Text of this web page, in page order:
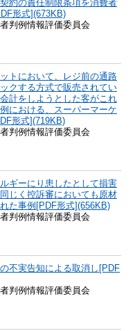
約の責任制限条項を消費者
形式](673KB)
判例情報評価委員会
トにおいて、レジ前の通路
クする方式で販売されてい
計をしようとした客がこれ
における、スーパーマーケ
形式](719KB)
判例情報評価委員会
ギーにり患したとして損害
じく控訴審においても原材
た事例[PDF形式](656KB)
判例情報評価委員会
不実告知による取消し[PDF
判例情報評価委員会